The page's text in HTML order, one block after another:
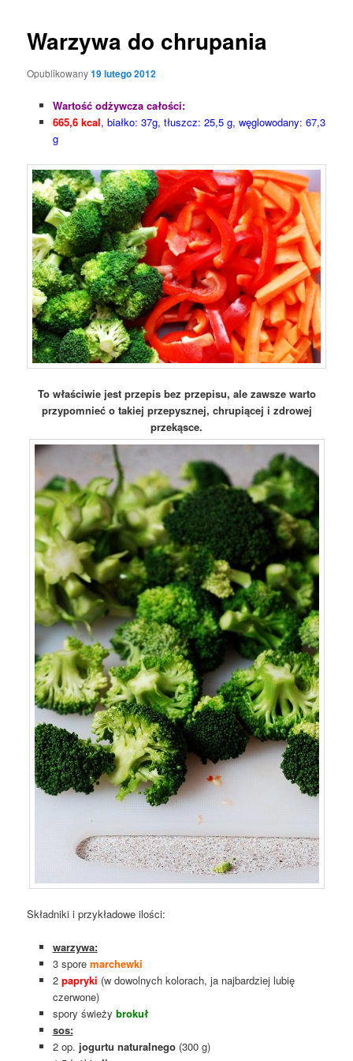
Warzywa do chrupania
Opublikowany19 lutego 2012
Wartość odżywcza całości:
665,6 kcal, białko: 37g, tłuszcz: 25,5 g, węglowodany: 67,3
g
To właściwie jest przepis bez przepisu, ale zawsze warto
przypomnieć o takiej przepysznej, chrupiącej i zdrowej
przekąsce.
Składniki i przykładowe ilości:
warzywa:
3 spore marchewki
2 papryki (w dowolnych kolorach, ja najbardziej lubię
czerwone)
spory świeży brokuł
sos:
2 op. jogurtu naturalnego(300 g)